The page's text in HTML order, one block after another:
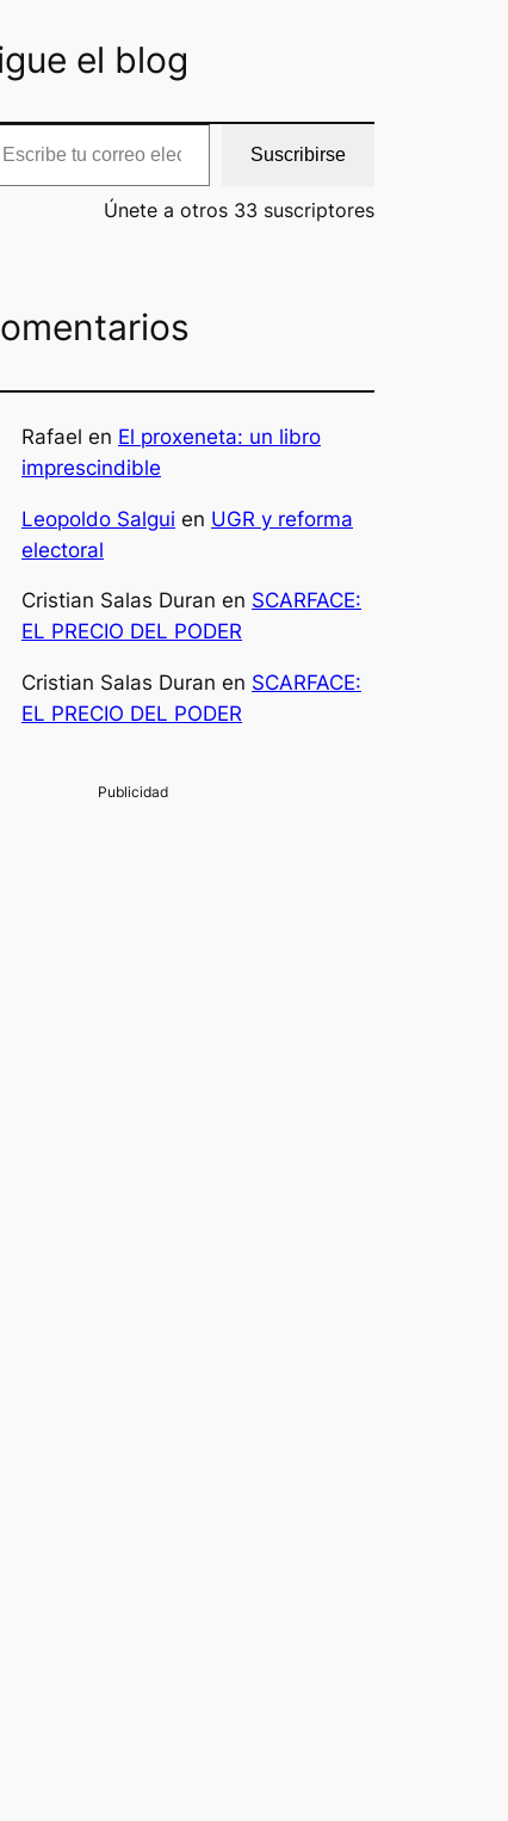
el blog
Suscribirse
Únete a otros 33 suscriptores
Rafael en El proxeneta: un libro
imprescindible
Leopoldo Salgui en UGR y reforma
electoral
Cristian Salas Duran en SCARFACE:
EL PRECIO DEL PODER
Cristian Salas Duran en SCARFACE:
EL PRECIO DEL PODER